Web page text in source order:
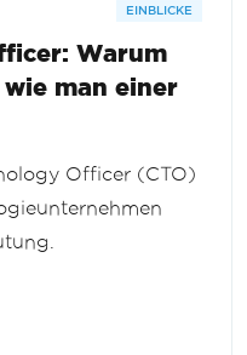
EINBLICKE
Warum
man einer
Officer (CTO)